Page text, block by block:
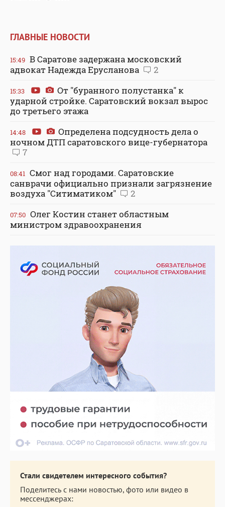
ГЛАВНЫЕ НОВОСТИ
15:49 В Саратове задержана московский
адвокат Надежда Ерусланова
2
15:33
От "буранного полустанка" к
ударной стройке. Саратовский вокзал вырос
до третьего этажа
14:48
Определена подсудность дела о
ночном ДТП саратовского вице-губернатора
7
08:41 Смог над городами. Саратовские
санврачи официально признали загрязнение
воздуха "Ситиматиком"
2
07:50 Олег Костин станет областным
министром здравоохранения
Стали свидетелем интересного события?
Поделитесь с нами новостью, фото или видео в
мессенджерах: